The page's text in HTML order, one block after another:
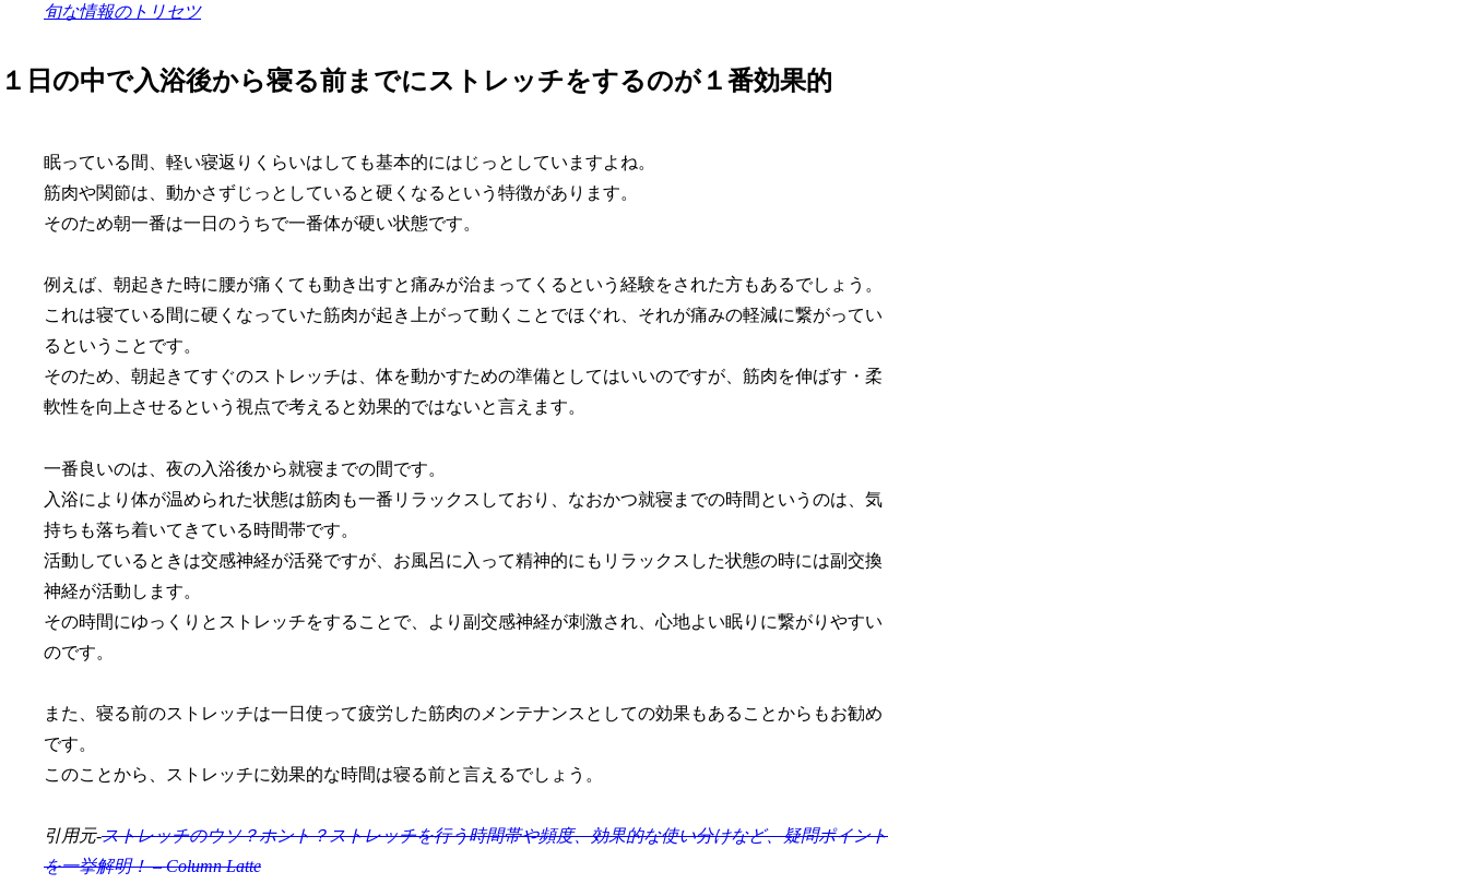
旬な情報のトリセツ
１日の中で入浴後から寝る前までにストレッチをするのが１番効果的
眠っている間、軽い寝返りくらいはしても基本的にはじっとしていますよね。
筋肉や関節は、動かさずじっとしていると硬くなるという特徴があります。
そのため朝一番は一日のうちで一番体が硬い状態です。
例えば、朝起きた時に腰が痛くても動き出すと痛みが治まってくるという経験をされた方もあるでしょう。
これは寝ている間に硬くなっていた筋肉が起き上がって動くことでほぐれ、それが痛みの軽減に繋がってい
るということです。
そのため、朝起きてすぐのストレッチは、体を動かすための準備としてはいいのですが、筋肉を伸ばす・柔
軟性を向上させるという視点で考えると効果的ではないと言えます。
一番良いのは、夜の入浴後から就寝までの間です。
入浴により体が温められた状態は筋肉も一番リラックスしており、なおかつ就寝までの時間というのは、気
持ちも落ち着いてきている時間帯です。
活動しているときは交感神経が活発ですが、お風呂に入って精神的にもリラックスした状態の時には副交換
神経が活動します。
その時間にゆっくりとストレッチをすることで、より副交感神経が刺激され、心地よい眠りに繋がりやすい
のです。
また、寝る前のストレッチは一日使って疲労した筋肉のメンテナンスとしての効果もあることからもお勧め
です。
このことから、ストレッチに効果的な時間は寝る前と言えるでしょう。
引用元-ストレッチのウソ？ホント？ストレッチを行う時間帯や頻度、効果的な使い分けなど、疑問ポイント
を一挙解明！ – Column Latte